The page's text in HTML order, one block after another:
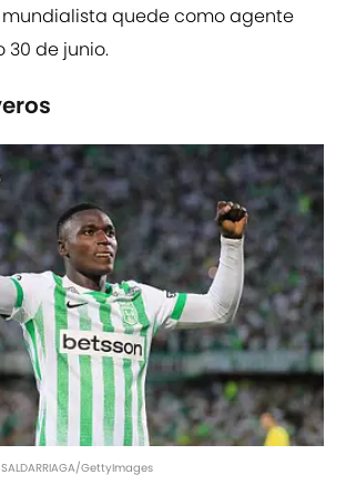
mundialista quede como agente
30 de junio.
GettyImages